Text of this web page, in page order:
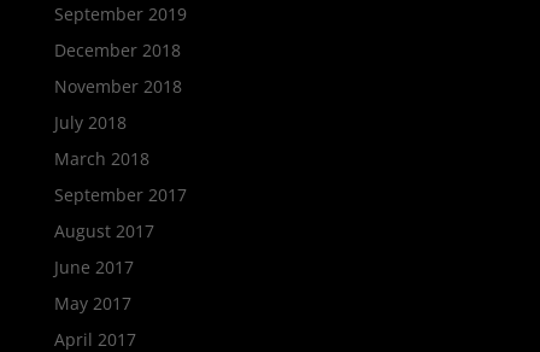
September 2019
December 2018
November 2018
July 2018
March 2018
September 2017
August 2017
June 2017
May 2017
April 2017